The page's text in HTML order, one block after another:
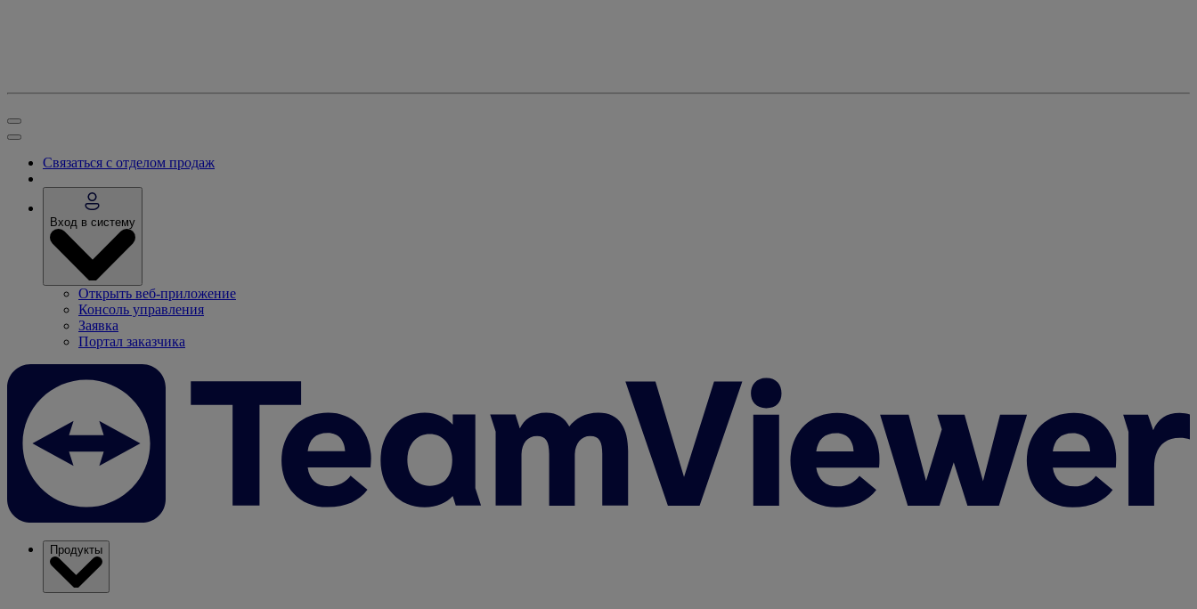
Связаться с отделом продаж
Вход в систему
Открыть веб-приложение
Консоль управления
Заявка
Портал заказчика
Продукты